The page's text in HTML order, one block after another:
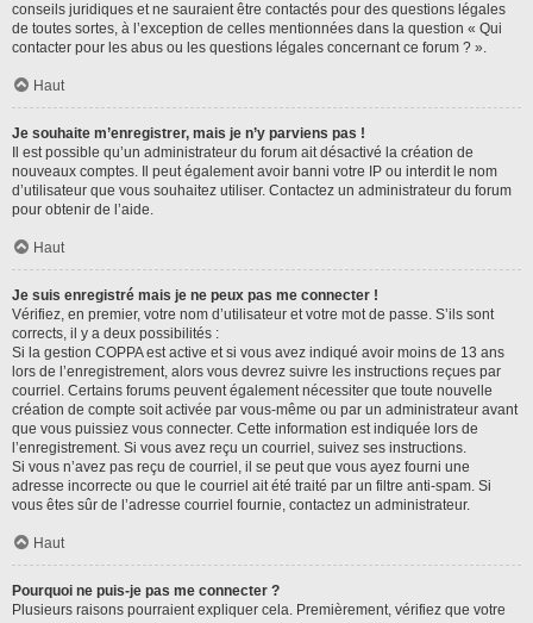
conseils juridiques et ne sauraient être contactés pour des questions légales
de toutes sortes, à l’exception de celles mentionnées dans la question « Qui
contacter pour les abus ou les questions légales concernant ce forum ? ».
Haut
Je souhaite m’enregistrer, mais je n’y parviens pas !
Il est possible qu’un administrateur du forum ait désactivé la création de
nouveaux comptes. Il peut également avoir banni votre IP ou interdit le nom
d’utilisateur que vous souhaitez utiliser. Contactez un administrateur du forum
pour obtenir de l’aide.
Haut
Je suis enregistré mais je ne peux pas me connecter !
Vérifiez, en premier, votre nom d’utilisateur et votre mot de passe. S’ils sont
corrects, il y a deux possibilités :
Si la gestion COPPA est active et si vous avez indiqué avoir moins de 13 ans
lors de l’enregistrement, alors vous devrez suivre les instructions reçues par
courriel. Certains forums peuvent également nécessiter que toute nouvelle
création de compte soit activée par vous-même ou par un administrateur avant
que vous puissiez vous connecter. Cette information est indiquée lors de
l’enregistrement. Si vous avez reçu un courriel, suivez ses instructions.
Si vous n’avez pas reçu de courriel, il se peut que vous ayez fourni une
adresse incorrecte ou que le courriel ait été traité par un filtre anti-spam. Si
vous êtes sûr de l’adresse courriel fournie, contactez un administrateur.
Haut
Pourquoi ne puis-je pas me connecter ?
Plusieurs raisons pourraient expliquer cela. Premièrement, vérifiez que votre